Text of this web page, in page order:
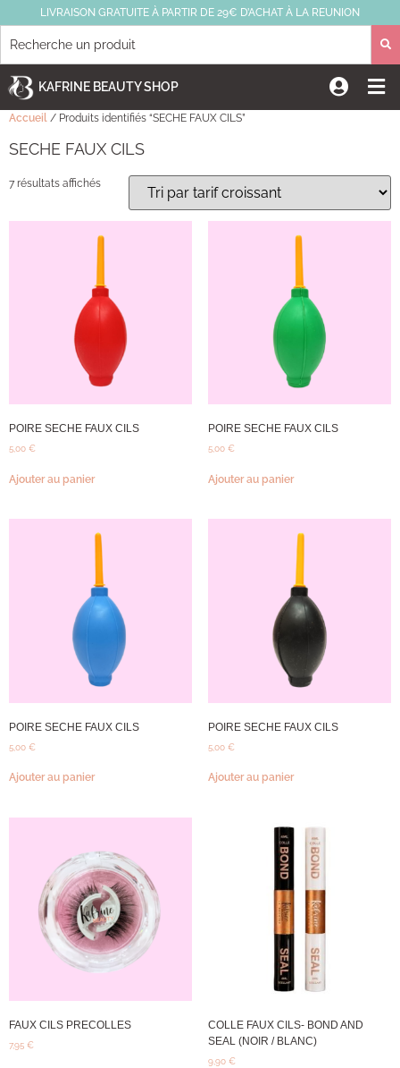
LIVRAISON GRATUITE À PARTIR DE 29€ D’ACHAT À LA REUNION
KAFRINE BEAUTY SHOP
Accueil / Produits identifiés “SECHE FAUX CILS”
SECHE FAUX CILS
7 résultats affichés
POIRE SECHE FAUX CILS
5,00 €
Ajouter au panier
POIRE SECHE FAUX CILS
5,00 €
Ajouter au panier
POIRE SECHE FAUX CILS
5,00 €
Ajouter au panier
POIRE SECHE FAUX CILS
5,00 €
Ajouter au panier
FAUX CILS PRECOLLES
7,95 €
COLLE FAUX CILS- BOND AND
SEAL (NOIR / BLANC)
9,90 €